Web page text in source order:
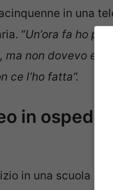
in una
“Un’ora fa ho
ma non dovevo
ce l’ho fatta”.
in
in una scuola a